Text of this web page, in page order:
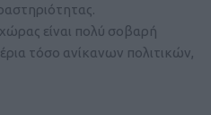
είναι πολύ σοβαρή
τόσο ανίκανων πολιτικών,